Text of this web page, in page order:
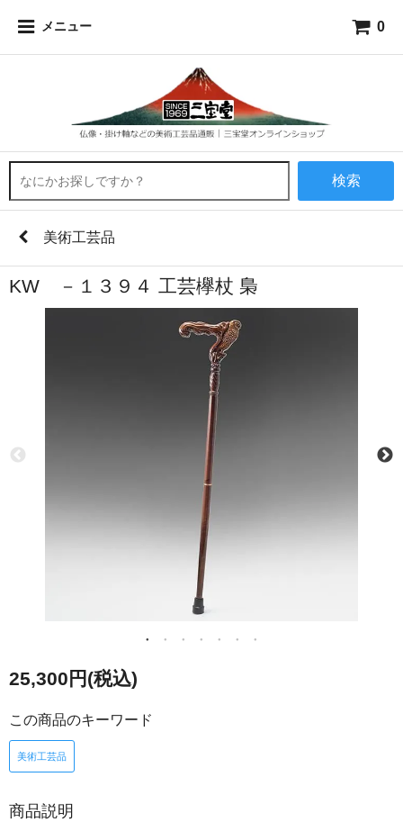
メニュー 0
検索
美術工芸品
KW －１３９４ 工芸欅杖 梟
25,300円(税込)
この商品のキーワード
美術工芸品
商品説明